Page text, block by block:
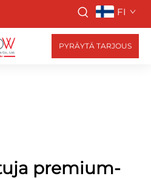
FI
PYRÄYTÄ TARJOUS
premium-